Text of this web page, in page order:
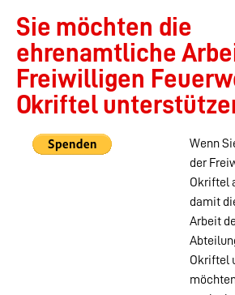
Sie möchten die
ehrenamtliche
Freiwilligen
Okriftel
Wenn
der
Okriftel
damit
Arbeit
Okriftel